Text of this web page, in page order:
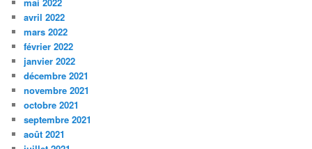
avril 2022
mars 2022
février 2022
janvier 2022
décembre 2021
novembre 2021
octobre 2021
septembre 2021
août 2021